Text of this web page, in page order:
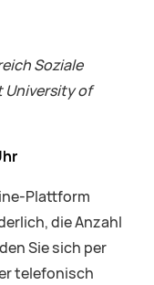
Soziale
University of
Plattform
die Anzahl
Sie sich per
telefonisch